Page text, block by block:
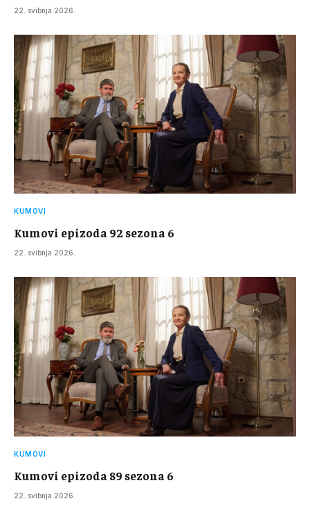
22. svibnja 2026.
KUMOVI
Kumovi epizoda 92 sezona 6
22. svibnja 2026.
KUMOVI
Kumovi epizoda 89 sezona 6
22. svibnja 2026.